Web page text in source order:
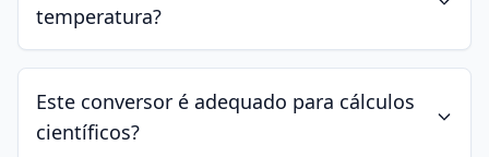
temperatura?
Este conversor é adequado para cálculos
científicos?